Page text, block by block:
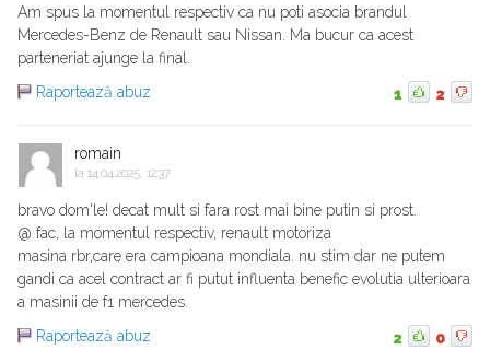
Am spus la momentul respectiv ca nu poti asocia brandul
Mercedes-Benz de Renault sau Nissan. Ma bucur ca acest
parteneriat ajunge la final.
Raportează abuz
1 2
romain
la 14.04.2025, 12:37
bravo dom'le! decat mult si fara rost mai bine putin si prost.
@ fac, la momentul respectiv, renault motoriza
masina rbr,care era campioana mondiala. nu stim dar ne putem
gandi ca acel contract ar fi putut influenta benefic evolutia ulterioara
a masinii de f1 mercedes.
Raportează abuz
2 0